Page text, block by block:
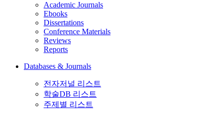
Academic Journals
Ebooks
Dissertations
Conference Materials
Reviews
Reports
Databases & Journals
전자저널 리스트
학술DB 리스트
주제별 리스트